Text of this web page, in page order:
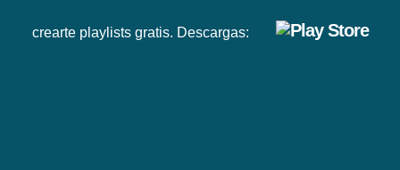
crearte playlists gratis. Descargas: